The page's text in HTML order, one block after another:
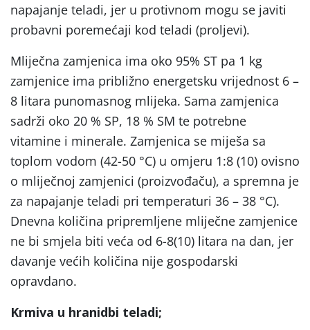
napajanje teladi, jer u protivnom mogu se javiti
probavni poremećaji kod teladi (proljevi).
Mliječna zamjenica ima oko 95% ST pa 1 kg
zamjenice ima približno energetsku vrijednost 6 –
8 litara punomasnog mlijeka. Sama zamjenica
sadrži oko 20 % SP, 18 % SM te potrebne
vitamine i minerale. Zamjenica se miješa sa
toplom vodom (42-50 °C) u omjeru 1:8 (10) ovisno
o mliječnoj zamjenici (proizvođaču), a spremna je
za napajanje teladi pri temperaturi 36 – 38 °C).
Dnevna količina pripremljene mliječne zamjenice
ne bi smjela biti veća od 6-8(10) litara na dan, jer
davanje većih količina nije gospodarski
opravdano.
Krmiva u hranidbi teladi;